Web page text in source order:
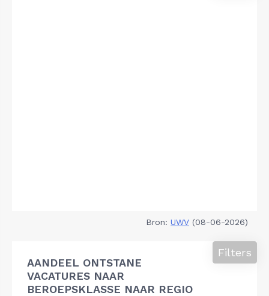
Bron: UWV (08-06-2026)
AANDEEL ONTSTANE
VACATURES NAAR
BEROEPSKLASSE NAAR REGIO
Filters